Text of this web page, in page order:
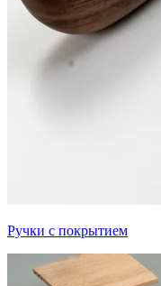
Ручки с покрытием